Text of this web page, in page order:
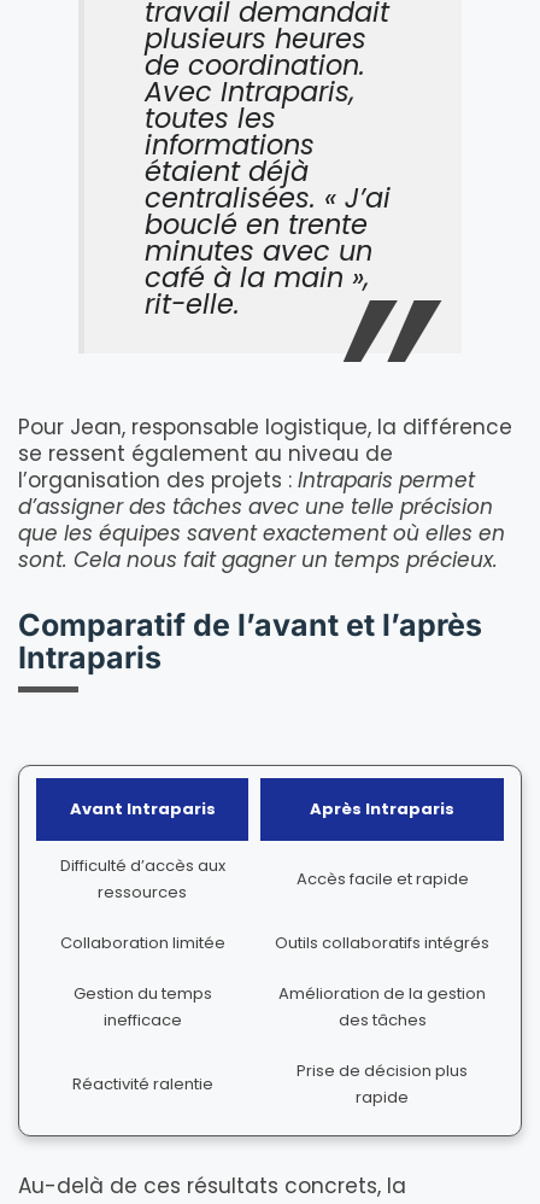
travail demandait
plusieurs heures
de coordination.
Avec Intraparis,
toutes les
informations
étaient déjà
centralisées. « J’ai
bouclé en trente
minutes avec un
café à la main »,
rit-elle.
Pour Jean, responsable logistique, la différence
se ressent également au niveau de
l’organisation des projets : Intraparis permet
d’assigner des tâches avec une telle précision
que les équipes savent exactement où elles en
sont. Cela nous fait gagner un temps précieux.
Comparatif de l’avant et l’après
Intraparis
Avant Intraparis Après Intraparis
Difficulté d’accès aux
ressources
Accès facile et rapide
Collaboration limitée Outils collaboratifs intégrés
Gestion du temps
inefficace
Amélioration de la gestion
des tâches
Réactivité ralentie
Prise de décision plus
rapide
Au-delà de ces résultats concrets, la